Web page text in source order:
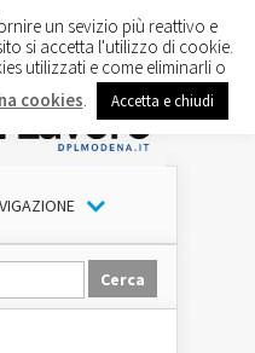
un sevizio più reattivo e
si accetta l'utilizzo di cookie.
utilizzati e come eliminarli o
cookies Accetta e chiudi